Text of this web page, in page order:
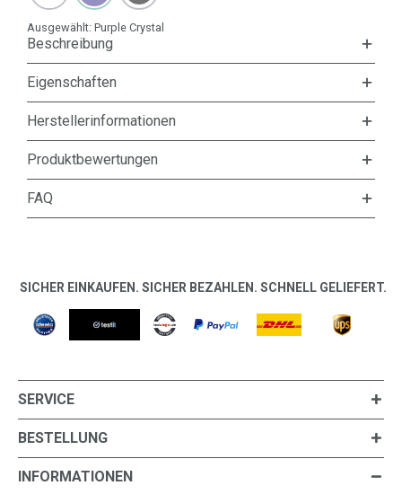
Ausgewählt: Purple Crystal
Beschreibung
Eigenschaften
Herstellerinformationen
Produktbewertungen
FAQ
SICHER EINKAUFEN. SICHER BEZAHLEN. SCHNELL GELIEFERT.
SERVICE
BESTELLUNG
INFORMATIONEN